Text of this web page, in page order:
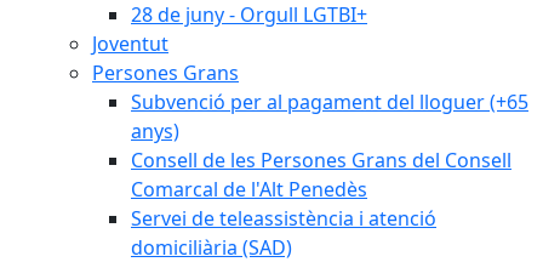
28 de juny - Orgull LGTBI+
Joventut
Persones Grans
Subvenció per al pagament del lloguer (+65
anys)
Consell de les Persones Grans del Consell
Comarcal de l'Alt Penedès
Servei de teleassistència i atenció
domiciliària (SAD)